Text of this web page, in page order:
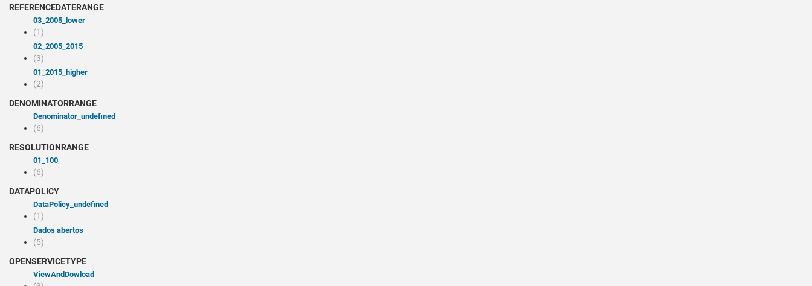
REFERENCEDATERANGE
03_2005_lower
(1)
02_2005_2015
(3)
01_2015_higher
(2)
DENOMINATORRANGE
denominator_undefined
(6)
RESOLUTIONRANGE
01_100
(6)
DATAPOLICY
dataPolicy_undefined
(1)
Dados abertos
(5)
OPENSERVICETYPE
viewAndDowload